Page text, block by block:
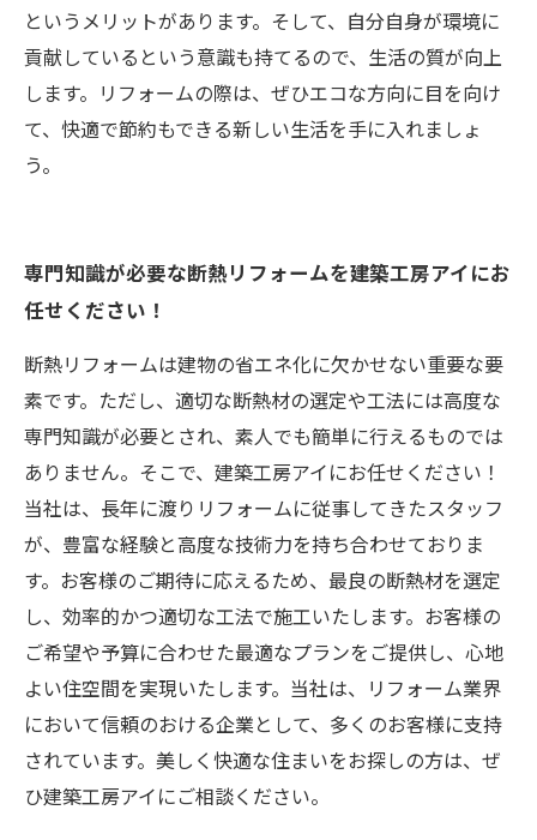
というメリットがあります。そして、自分自身が環境に
貢献しているという意識も持てるので、生活の質が向上
します。リフォームの際は、ぜひエコな方向に目を向け
て、快適で節約もできる新しい生活を手に入れましょ
う。
専門知識が必要な断熱リフォームを建築工房アイにお
任せください！
断熱リフォームは建物の省エネ化に欠かせない重要な要
素です。ただし、適切な断熱材の選定や工法には高度な
専門知識が必要とされ、素人でも簡単に行えるものでは
ありません。そこで、建築工房アイにお任せください！
当社は、長年に渡りリフォームに従事してきたスタッフ
が、豊富な経験と高度な技術力を持ち合わせておりま
す。お客様のご期待に応えるため、最良の断熱材を選定
し、効率的かつ適切な工法で施工いたします。お客様の
ご希望や予算に合わせた最適なプランをご提供し、心地
よい住空間を実現いたします。当社は、リフォーム業界
において信頼のおける企業として、多くのお客様に支持
されています。美しく快適な住まいをお探しの方は、ぜ
ひ建築工房アイにご相談ください。